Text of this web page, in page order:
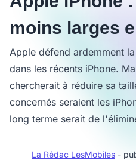
moins larges
Apple défend ardemment
dans les récents iPhone.
chercherait à réduire sa
concernés seraient les
long terme serait de
La Rédac LesMobiles -